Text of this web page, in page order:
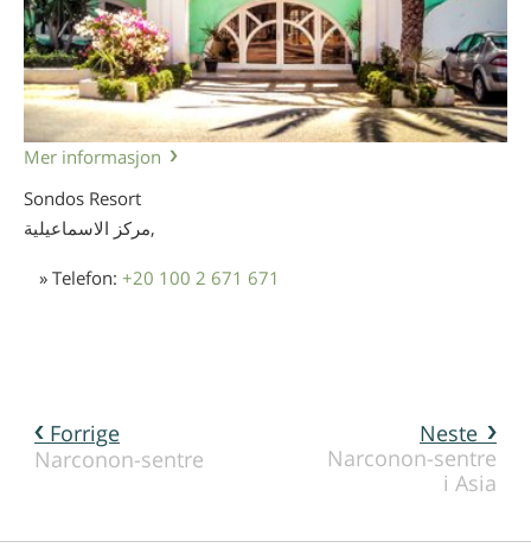
Mer informasjon
Sondos Resort
مركز الاسماعيلية,
» Telefon: +20 100 2 671 671
Neste
Narconon-sentre
i Asia
Forrige
Narconon-sentre